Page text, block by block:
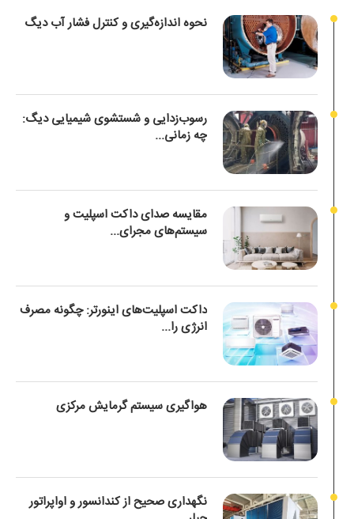
نحوه اندازه‌گیری و کنترل فشار آب دیگ
رسوب‌زدایی و شستشوی شیمیایی دیگ:
چه زمانی...
مقایسه صدای داکت اسپلیت و
سیستم‌های مجرای...
داکت اسپلیت‌های اینورتر: چگونه مصرف
انرژی را...
هواگیری سیستم گرمایش مرکزی
نگهداری صحیح از کندانسور و اواپراتور